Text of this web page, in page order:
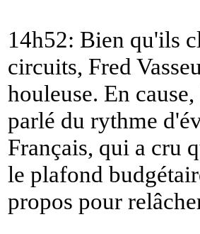
14h52: Bien qu'ils
circuits, Fred
houleuse. En
parlé du rythme
Français, qui a cru
le plafond
propos pour